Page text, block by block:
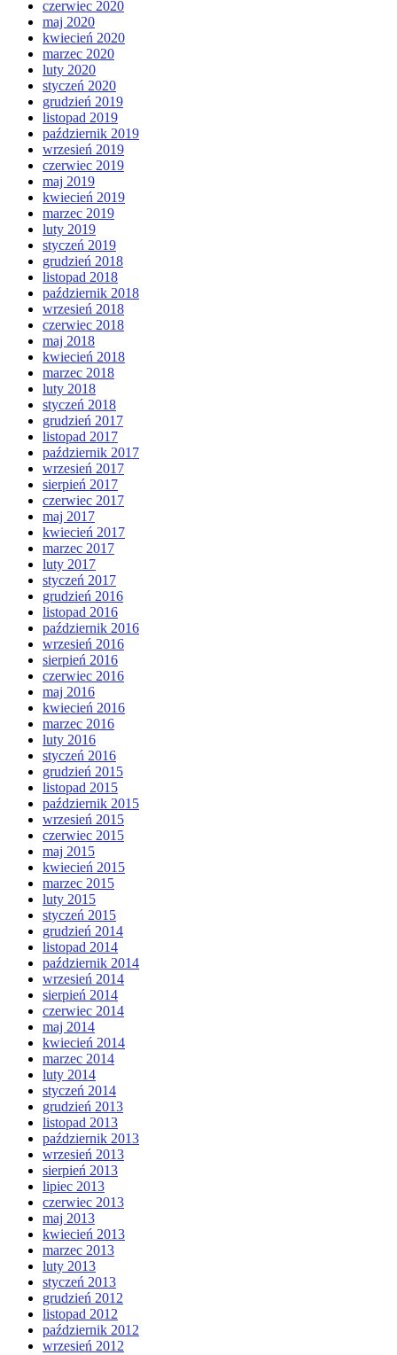
czerwiec 2020
maj 2020
kwiecień 2020
marzec 2020
luty 2020
styczeń 2020
grudzień 2019
listopad 2019
październik 2019
wrzesień 2019
czerwiec 2019
maj 2019
kwiecień 2019
marzec 2019
luty 2019
styczeń 2019
grudzień 2018
listopad 2018
październik 2018
wrzesień 2018
czerwiec 2018
maj 2018
kwiecień 2018
marzec 2018
luty 2018
styczeń 2018
grudzień 2017
listopad 2017
październik 2017
wrzesień 2017
sierpień 2017
czerwiec 2017
maj 2017
kwiecień 2017
marzec 2017
luty 2017
styczeń 2017
grudzień 2016
listopad 2016
październik 2016
wrzesień 2016
sierpień 2016
czerwiec 2016
maj 2016
kwiecień 2016
marzec 2016
luty 2016
styczeń 2016
grudzień 2015
listopad 2015
październik 2015
wrzesień 2015
czerwiec 2015
maj 2015
kwiecień 2015
marzec 2015
luty 2015
styczeń 2015
grudzień 2014
listopad 2014
październik 2014
wrzesień 2014
sierpień 2014
czerwiec 2014
maj 2014
kwiecień 2014
marzec 2014
luty 2014
styczeń 2014
grudzień 2013
listopad 2013
październik 2013
wrzesień 2013
sierpień 2013
lipiec 2013
czerwiec 2013
maj 2013
kwiecień 2013
marzec 2013
luty 2013
styczeń 2013
grudzień 2012
listopad 2012
październik 2012
wrzesień 2012